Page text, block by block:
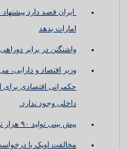
ایران قصد دارد
امارات بدهد
واشنگتن در برابر
وزیر اقتصاد و
حکمرانی اقتصادی
داخلی وجود ندارد.
پیش بینی تولید ۹۰ هزار تن کره تا پایان سال
مخالفت اوپک با